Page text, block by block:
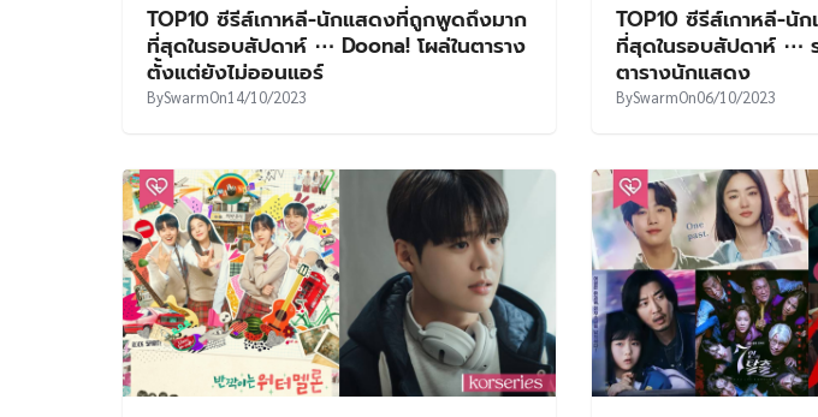
TOP10 ซีรีส์เกาหลี-นักแสดงที่ถูกพูดถึงมาก
ที่สุดในรอบสัปดาห์ ⋯ Doona! โผล่ในตาราง
ตั้งแต่ยังไม่ออนแอร์
BySwarmOn14/10/2023
TOP10 ซีรีส์เกาหลี-
ที่สุดในรอบสัปดาห์ ⋯
ตารางนักแสดง
BySwarmOn06/10/2023